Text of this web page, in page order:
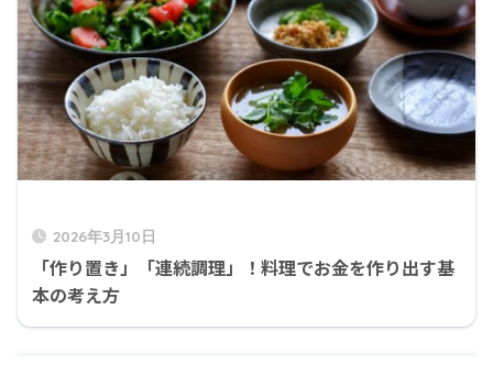
2026年3月10日
「作り置き」「連続調理」！料理でお金を作り出す基
本の考え方